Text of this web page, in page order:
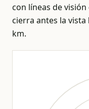
con líneas de
cierra antes la
km.